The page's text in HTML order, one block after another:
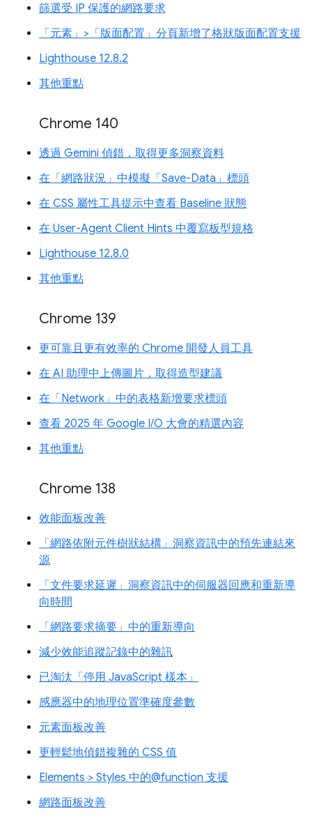
篩選受 IP 保護的網路要求
「元素」>「版面配置」分頁新增了格狀版面配置支援
Lighthouse 12.8.2
其他重點
Chrome 140
透過 Gemini 偵錯，取得更多洞察資料
在「網路狀況」中模擬「Save-Data」標頭
在 CSS 屬性工具提示中查看 Baseline 狀態
在 User-Agent Client Hints 中覆寫板型規格
Lighthouse 12.8.0
其他重點
Chrome 139
更可靠且更有效率的 Chrome 開發人員工具
在 AI 助理中上傳圖片，取得造型建議
在「Network」中的表格新增要求標頭
查看 2025 年 Google I/O 大會的精選內容
其他重點
Chrome 138
效能面板改善
「網路依附元件樹狀結構」洞察資訊中的預先連結來
源
「文件要求延遲」洞察資訊中的伺服器回應和重新導
向時間
「網路要求摘要」中的重新導向
減少效能追蹤記錄中的雜訊
已淘汰「停用 JavaScript 樣本」
感應器中的地理位置準確度參數
元素面板改善
更輕鬆地偵錯複雜的 CSS 值
Elements > Styles 中的@function 支援
網路面板改善